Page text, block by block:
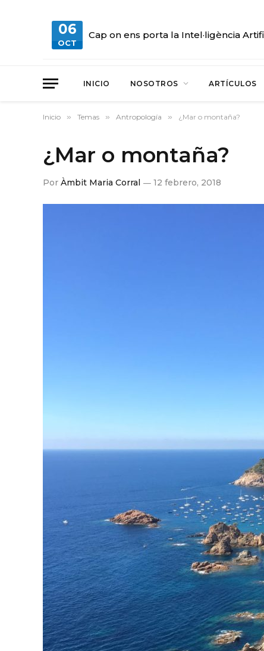
06
OCT
Cap on ens porta la Intel·ligència
INICIO NOSOTROS ARTÍCULOS
Inicio » Temas » Antropología » ¿Mar o montaña?
¿Mar o montaña?
Por Àmbit Maria Corral 12 febrero, 2018